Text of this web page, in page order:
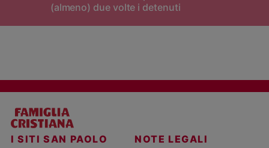
(almeno) due volte i detenuti
I SITI SAN PAOLO NOTE LEGALI